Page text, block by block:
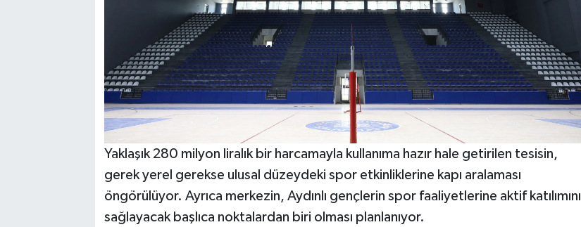
Yaklaşık 280 milyon liralık bir harcamayla kullanıma hazır hale getirilen tesisin,
gerek yerel gerekse ulusal düzeydeki spor etkinliklerine kapı aralaması
öngörülüyor. Ayrıca merkezin, Aydınlı gençlerin spor faaliyetlerine aktif katılımını
sağlayacak başlıca noktalardan biri olması planlanıyor.